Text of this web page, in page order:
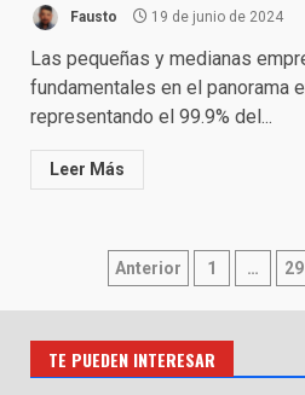
Fausto 19 de junio de 2024
Las pequeñas y medianas
fundamentales en el panorama
representando el 99.9% del...
Leer Más
Paginación
de
entradas
Anterior 1 … 29
TE PUEDEN INTERESAR